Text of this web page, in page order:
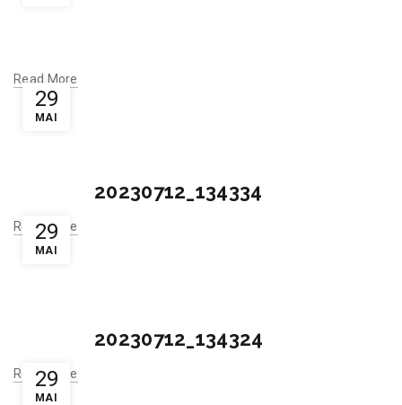
29
MAI
Read More
29
MAI
20230712_134334
Read More
29
MAI
20230712_134324
Read More